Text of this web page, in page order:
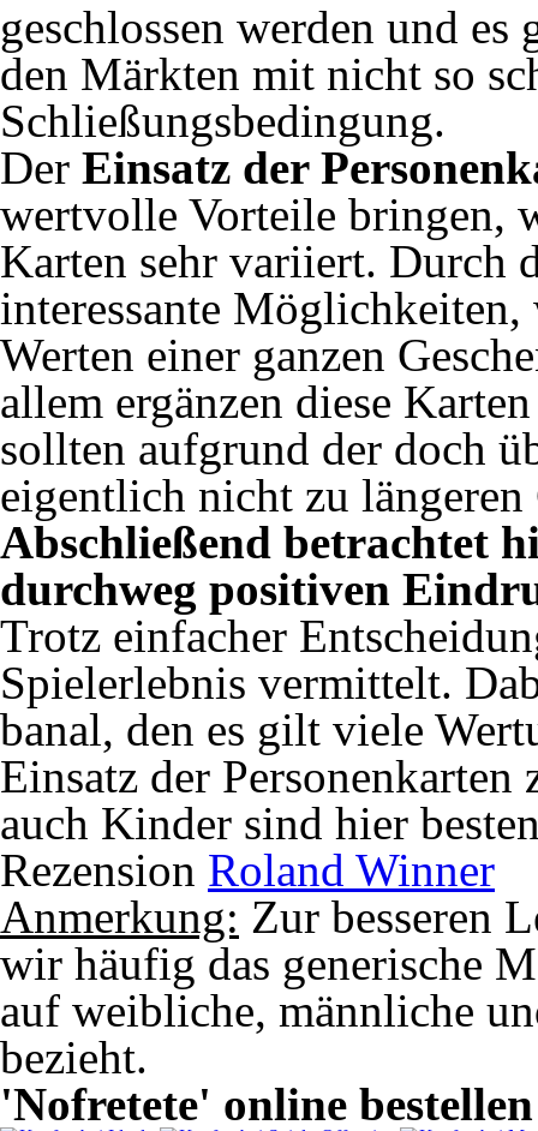
geschlossen werden und
den Märkten mit nicht so
Schließungsbedingung.
Der Einsatz der
wertvolle Vorteile bringen,
Karten sehr variiert. Durch
interessante
Werten einer ganzen
allem ergänzen diese
sollten aufgrund der doch
eigentlich nicht zu
Abschließend betrachtet
durchweg positiven
Trotz einfacher
Spielerlebnis vermittelt.
banal, den es gilt viele
Einsatz der Personenkarten
auch Kinder sind hier
Rezension Roland Winner
Anmerkung: Zur besseren
wir häufig das generische
auf weibliche, männliche
bezieht.
'Nofretete' online bestellen